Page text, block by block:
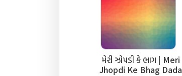
મેરી ઝોપડી કે ભાગ | Meri
Jhopdi Ke Bhag Dada